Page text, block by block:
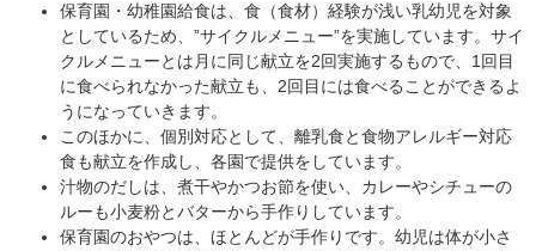
保育園・幼稚園給食は、食（食材）経験が浅い乳幼児を対象
としているため、”サイクルメニュー”を実施しています。サイ
クルメニューとは月に同じ献立を2回実施するもので、1回目
に食べられなかった献立も、2回目には食べることができるよ
うになっていきます。
このほかに、個別対応として、離乳食と食物アレルギー対応
食も献立を作成し、各園で提供をしています。
汁物のだしは、煮干やかつお節を使い、カレーやシチューの
ルーも小麦粉とバターから手作りしています。
保育園のおやつは、ほとんどが手作りです。幼児は体が小さ